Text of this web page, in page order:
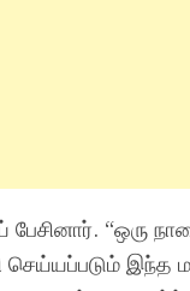
“ஒரு
செய்யப்படும் இந்த